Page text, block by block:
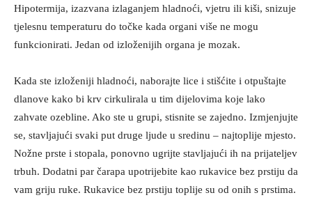
Hipotermija, izazvana izlaganjem hladnoći, vjetru ili kiši, snizuje
tjelesnu temperaturu do točke kada organi više ne mogu
funkcionirati. Jedan od izloženijih organa je mozak.
Kada ste izloženiji hladnoći, naborajte lice i stišćite i otpuštajte
dlanove kako bi krv cirkulirala u tim dijelovima koje lako
zahvate ozebline. Ako ste u grupi, stisnite se zajedno. Izmjenjujte
se, stavljajući svaki put druge ljude u sredinu – najtoplije mjesto.
Nožne prste i stopala, ponovno ugrijte stavljajući ih na prijateljev
trbuh. Dodatni par čarapa upotrijebite kao rukavice bez prstiju da
vam griju ruke. Rukavice bez prstiju toplije su od onih s prstima.